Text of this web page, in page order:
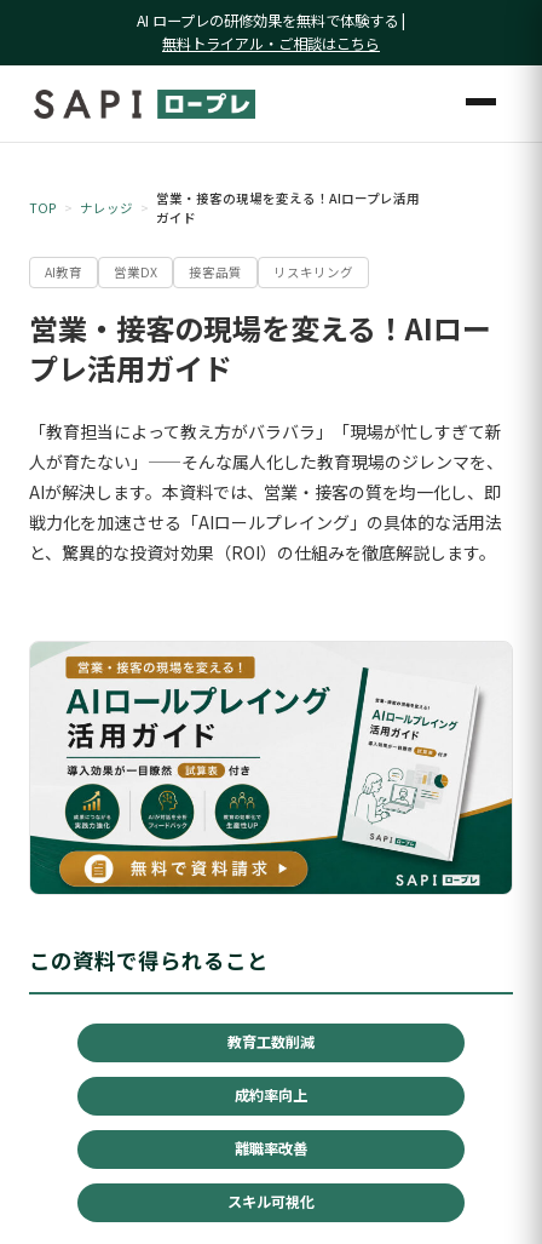
AI ロープレの研修効果を無料で体験する |
無料トライアル・ご相談はこちら
TOP ナレッジ
営業・接客の現場を変える！AIロープレ活用
ガイド
AI教育 営業DX 接客品質 リスキリング
営業・接客の現場を変える！AIロー
プレ活用ガイド
「教育担当によって教え方がバラバラ」「現場が忙しすぎて新
人が育たない」——そんな属人化した教育現場のジレンマを、
AIが解決します。本資料では、営業・接客の質を均一化し、即
戦力化を加速させる「AIロールプレイング」の具体的な活用法
と、驚異的な投資対効果（ROI）の仕組みを徹底解説します。
この資料で得られること
教育工数削減
成約率向上
離職率改善
スキル可視化